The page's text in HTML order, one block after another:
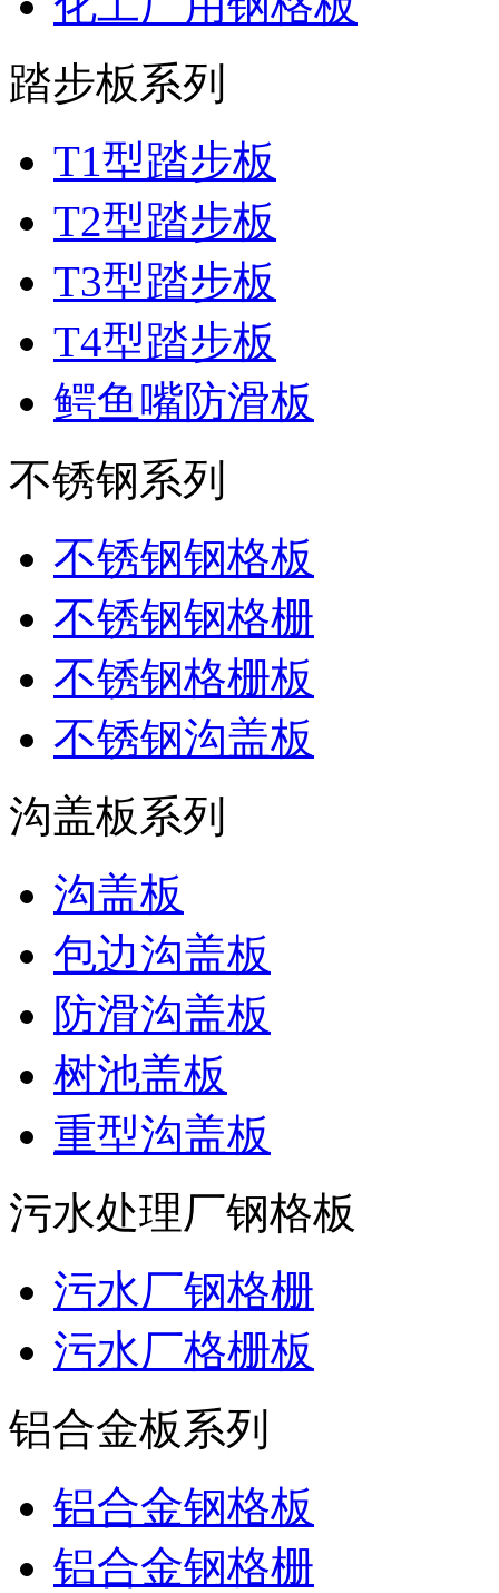
踏步板系列
T1型踏步板
T2型踏步板
T3型踏步板
T4型踏步板
鳄鱼嘴防滑板
不锈钢系列
不锈钢钢格板
不锈钢钢格栅
不锈钢格栅板
不锈钢沟盖板
沟盖板系列
沟盖板
包边沟盖板
防滑沟盖板
树池盖板
重型沟盖板
污水处理厂钢格板
污水厂钢格栅
污水厂格栅板
铝合金板系列
铝合金钢格板
铝合金钢格栅